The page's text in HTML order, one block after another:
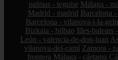
palmas - teguise Málaga -
Madrid - madrid Barcelona
Barcelona - vilanova-i-la-
Bizkaia - bilbao Illes-balears
León - valencia-de-don-juan
vilanova-del-camí Zamora -
frontera Málaga - cártama